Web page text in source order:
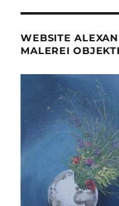
WEBSITE
MALEREI